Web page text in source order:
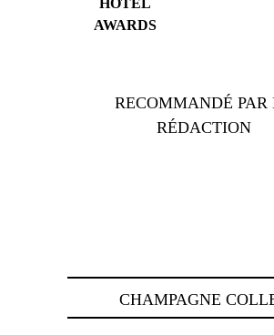
HOTEL
AWARDS
RECOMMANDÉ PAR
RÉDACTION
CHAMPAGNE